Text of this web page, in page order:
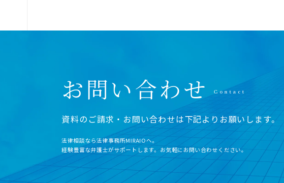
お問い合わせ
資料のご請求・お問い合わせは下記よりお願いします。
法律相談なら法律事務所MIRAIOヘ。
経験豊富な弁護士がサポートします。お気軽にお問い合わせください。